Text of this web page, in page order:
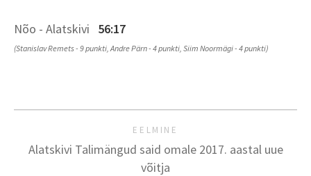
Nõo - Alatskivi 56:17
(Stanislav Remets - 9 punkti, Andre Pärn - 4 punkti, Siim Noormägi - 4 punkti)
EELMINE
Alatskivi Talimängud said omale 2017. aastal uue
võitja